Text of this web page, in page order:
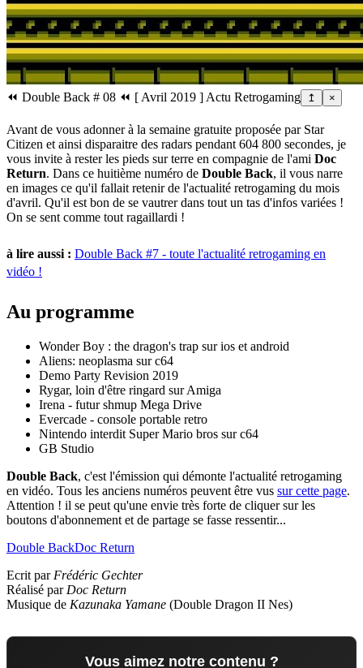
⏪ Double Back # 08 ⏪ [ Avril 2019 ] Actu Retrogaming ↥ ×
Avant de vous adonner à la semaine gratuite proposée par Star
Citizen et ainsi disparaitre des radars pendant 604 800 secondes, je
vous invite à rester les pieds sur terre en compagnie de l'ami Doc
Return. Dans ce huitième numéro de Double Back, il vous narre
en images ce qu'il fallait retenir de l'actualité retrogaming du mois
d'avril. Qu'il est bon de se vautrer dans tout un tas d'infos variées !
On se sent comme tout ragaillardi !
à lire aussi : Double Back #7 - toute l'actualité retrogaming en
vidéo !
Au programme
Wonder Boy : the dragon's trap sur ios et android
Aliens: neoplasma sur c64
Demo Party Revision 2019
Rygar, loin d'être ringard sur Amiga
Irena - futur shmup Mega Drive
Evercade - console portable retro
Nintendo interdit Super Mario bros sur c64
GB Studio
Double Back, c'est l'émission qui démonte l'actualité retrogaming
en vidéo. Tous les anciens numéros peuvent être vus sur cette page.
Attention ! il se peut qu'une envie très forte de cliquer sur les
boutons d'abonnement et de partage se fasse ressentir...
Double BackDoc Return
Ecrit par Frédéric Gechter
Réalisé par Doc Return
Musique de Kazunaka Yamane (Double Dragon II Nes)
Vous aimez notre contenu ?